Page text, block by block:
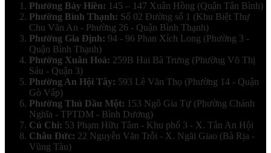
Phường Bảy Hiền: 145 – 147 Xuân Hồng (Quận Tân Bình)
Phường Bình Thạnh: Số 02 Đường số 1 (Khu Biệt Thự
Chu Văn An - Phường 26 - Quận Bình Thạnh)
Phường Gia Định: 94 - 96 Phan Xích Long (Phường 3 -
Quận Bình Thạnh)
Phường Xuân Hoà: 259B Hai Bà Trưng (Phường Võ Thị
Sáu - Quận 3)
Phường An Hội Tây: 593 Lê Văn Thọ (Phường 14 - Quận
Gò Vấp)
Phường Thủ Dầu Một: 153 Ngô Gia Tự (Phường Chánh
Nghĩa - TPTDM - Bình Dương)
Củ Chi: 53 Phạm Hữu Tâm - Khu phố 3 - X. Tân An Hội
Châu Đức: 22 Nguyễn Văn Trỗi - X. Ngãi Giao (Bà Rịa -
Vũng Tàu)